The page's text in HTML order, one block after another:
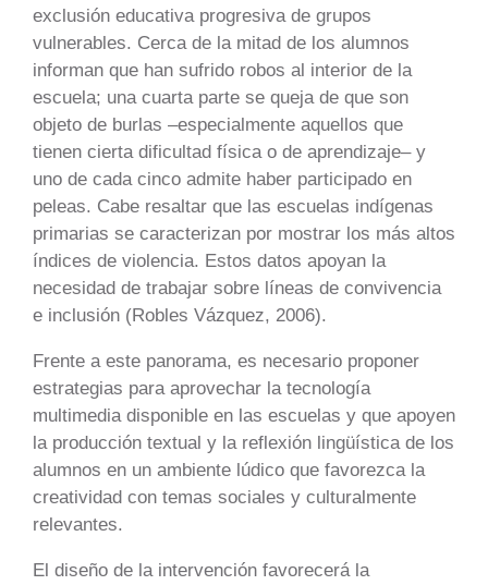
exclusión educativa progresiva de grupos
vulnerables. Cerca de la mitad de los alumnos
informan que han sufrido robos al interior de la
escuela; una cuarta parte se queja de que son
objeto de burlas –especialmente aquellos que
tienen cierta dificultad física o de aprendizaje– y
uno de cada cinco admite haber participado en
peleas. Cabe resaltar que las escuelas indígenas
primarias se caracterizan por mostrar los más altos
índices de violencia. Estos datos apoyan la
necesidad de trabajar sobre líneas de convivencia
e inclusión (Robles Vázquez, 2006).
Frente a este panorama, es necesario proponer
estrategias para aprovechar la tecnología
multimedia disponible en las escuelas y que apoyen
la producción textual y la reflexión lingüística de los
alumnos en un ambiente lúdico que favorezca la
creatividad con temas sociales y culturalmente
relevantes.
El diseño de la intervención favorecerá la